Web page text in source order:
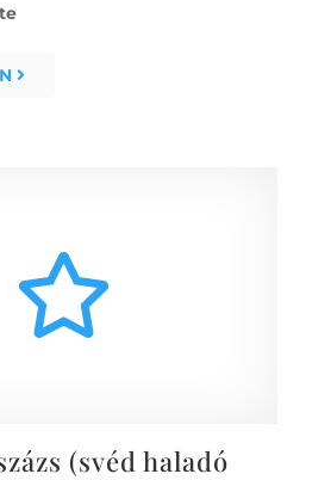
(svéd haladó